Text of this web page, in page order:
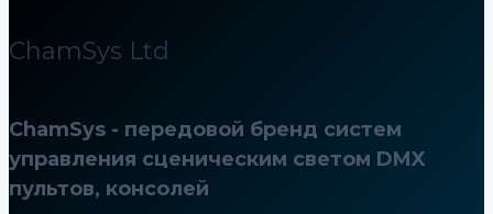
ChamSys Ltd
ChamSys - передовой бренд систем
управления сценическим светом DMX
пультов, консолей